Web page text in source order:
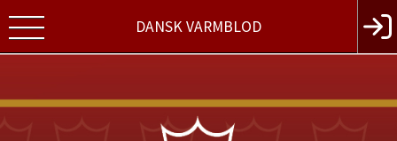
DANSK VARMBLOD